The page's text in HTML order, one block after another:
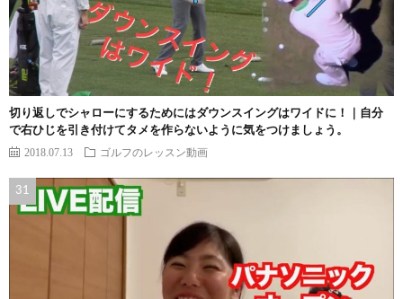
切り返しでシャローにするためにはダウンスイングはワイドに！｜自分
で右ひじを引き付けてタメを作らないように気をつけましょう。
2018.07.13 ゴルフのレッスン動画